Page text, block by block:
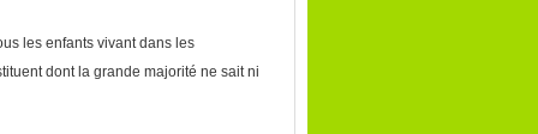
les enfants vivant dans les
dont la grande majorité ne sait ni